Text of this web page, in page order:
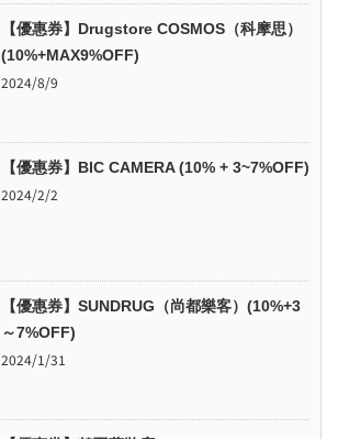
【優惠券】Drugstore COSMOS（科摩思）
(10%+MAX9%OFF)
2024/8/9
【優惠券】BIC CAMERA (10% + 3~7%OFF)
2024/2/2
【優惠券】SUNDRUG（尚都樂客）(10%+3
～7%OFF)
2024/1/31